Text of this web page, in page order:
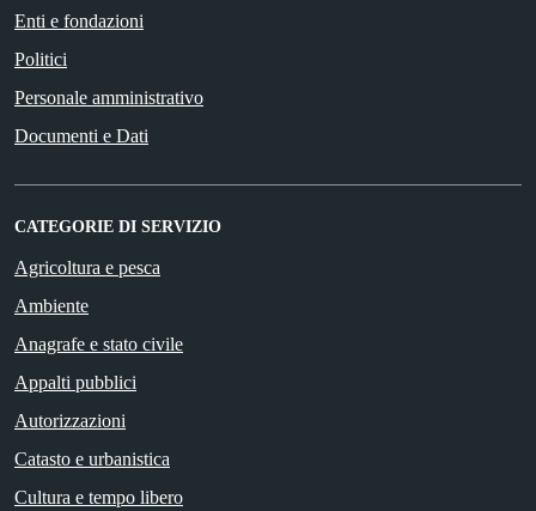
Enti e fondazioni
Politici
Personale amministrativo
Documenti e Dati
CATEGORIE DI SERVIZIO
Agricoltura e pesca
Ambiente
Anagrafe e stato civile
Appalti pubblici
Autorizzazioni
Catasto e urbanistica
Cultura e tempo libero